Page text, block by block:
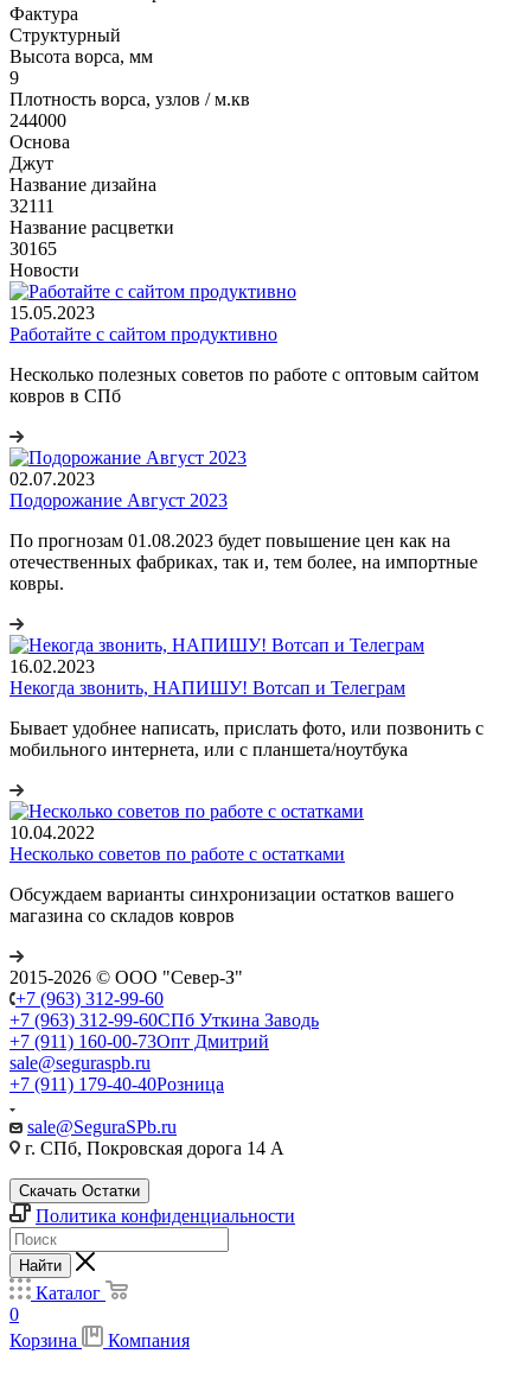
Фактура
Структурный
Высота ворса, мм
9
Плотность ворса, узлов / м.кв
244000
Основа
Джут
Название дизайна
32111
Название расцветки
30165
Новости
15.05.2023
Работайте с сайтом продуктивно
Несколько полезных советов по работе с оптовым сайтом
ковров в СПб
02.07.2023
Подорожание Август 2023
По прогнозам 01.08.2023 будет повышение цен как на
отечественных фабриках, так и, тем более, на импортные
ковры.
16.02.2023
Некогда звонить, НАПИШУ! Вотсап и Телеграм
Бывает удобнее написать, прислать фото, или позвонить с
мобильного интернета, или с планшета/ноутбука
10.04.2022
Несколько советов по работе с остатками
Обсуждаем варианты синхронизации остатков вашего
магазина со складов ковров
2015-2026 © ООО "Север-З"
+7 (963) 312-99-60
+7 (963) 312-99-60СПб Уткина Заводь
+7 (911) 160-00-73Опт Дмитрий
sale@seguraspb.ru
+7 (911) 179-40-40Розница
sale@SeguraSPb.ru
г. СПб, Покровская дорога 14 А
Скачать Остатки
Политика конфиденциальности
Найти
Каталог
0
Корзина
Компания